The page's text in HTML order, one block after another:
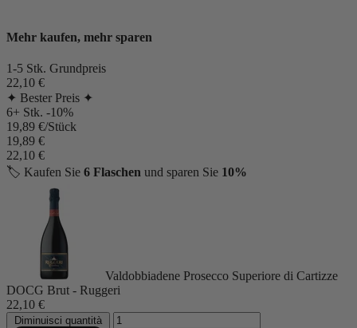
Mehr kaufen, mehr sparen
1-5 Stk. Grundpreis
22,10 €
✦ Bester Preis ✦
6+ Stk. -10%
19,89 €/Stück
19,89 €
22,10 €
🏷️ Kaufen Sie 6 Flaschen und sparen Sie 10%
Valdobbiadene Prosecco Superiore di Cartizze
DOCG Brut - Ruggeri
22,10 €
Diminuisci quantità